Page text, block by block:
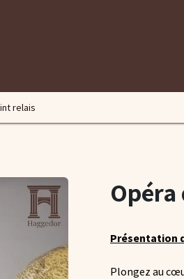
relais
Opéra
Présentation
Plongez au